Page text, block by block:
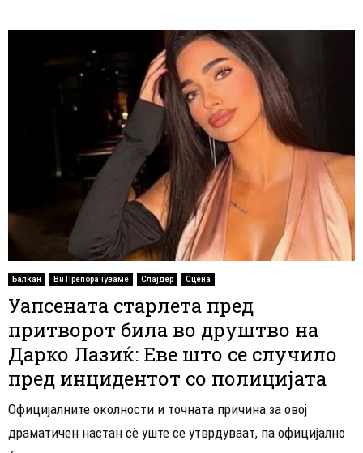
Балкан Ви Препорачуваме Слајдер Сцена
Уапсената старлета пред
притворот била во друштво на
Дарко Лазиќ: Еве што се случило
пред инцидентот со полицијата
Официјалните околности и точната причина за овој
драматичен настан сè уште се утврдуваат, па официјално